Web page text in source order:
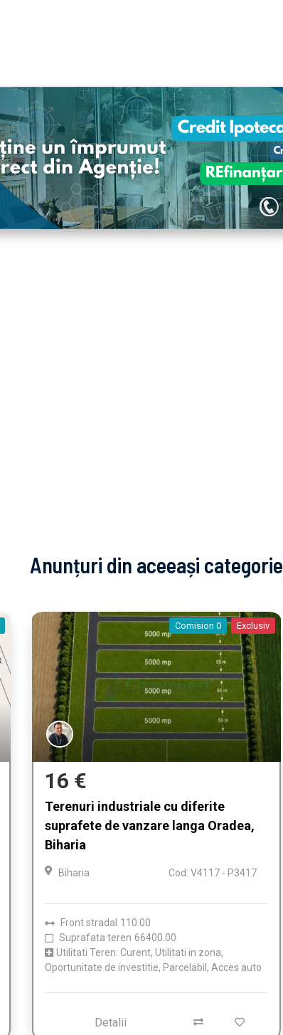
Anunțuri din aceeași categorie
Comision 0 Exclusiv
16 €
Terenuri industriale cu diferite
suprafete de vanzare langa Oradea,
Biharia
Biharia Cod: V4117 - P3417
Front stradal 110.00
Suprafata teren 66400.00
Utilitati Teren: Curent, Utilitati in zona,
Oportunitate de investitie, Parcelabil, Acces auto
Detalii